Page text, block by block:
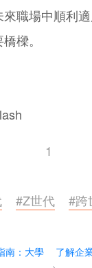
職場中順利
樑。
1
#Z世代 #跨
南：大學
了解企